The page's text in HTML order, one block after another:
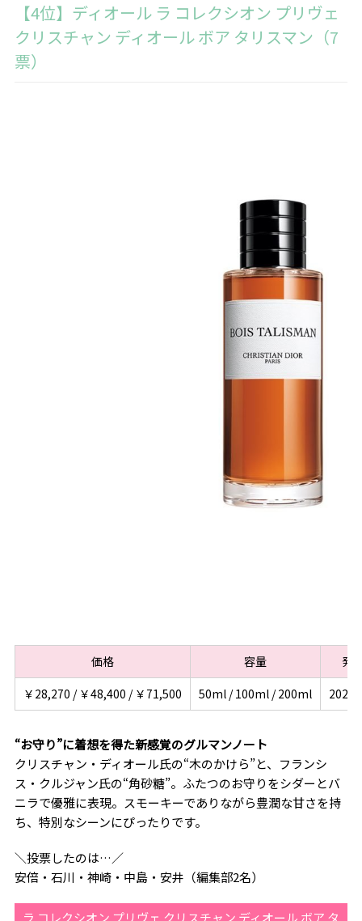
【4位】ディオール ラ コレクシオン プリヴェ
クリスチャン ディオール ボア タリスマン（7
票）
価格 容量
発
￥28,270 / ￥48,400 / ￥71,500
50ml / 100ml / 200ml
“お守り”に着想を得た新感覚のグルマンノート
クリスチャン・ディオール氏の“木のかけら”と、フランシ
ス・クルジャン氏の“角砂糖”。ふたつのお守りをシダーとバ
ニラで優雅に表現。スモーキーでありながら豊潤な甘さを持
ち、特別なシーンにぴったりです。
＼投票したのは…／
安倍・石川・神崎・中島・安井（編集部2名）